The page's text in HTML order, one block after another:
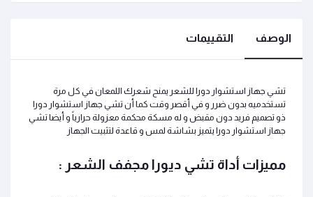
الوصف التقييمات
تشي جهاز استشوار دورا للشعر يمنح شعرك اللمعان في كل مرة
تستخدميه بدون ضرر و في أقصر وقت كما أنتشي جهاز استشوار دورا
ذو تصميم فريد دون مقبض و له مسكة محكمة معزولة حرارياً و أيضاتشي
جهاز استشوار دورا يتميز بشاشة لمس و قاعدة لتثبيت الجهاز
مميزات أداة تشي ديورا مجفف الشعر :